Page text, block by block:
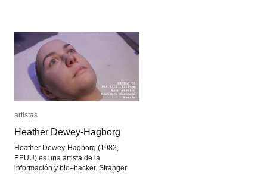
artistas
Heather Dewey-Hagborg
Heather Dewey-Hagborg (1982,
EEUU) es una artista de la
información y bio–hacker. Stranger
artistas
Heather Dewey-Hagborg